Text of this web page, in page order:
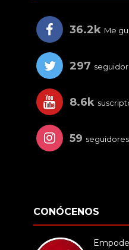
36.2k Me
297
8.6k
59 seguidores
CONÓCENOS